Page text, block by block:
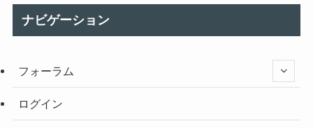
ナビゲーション
フォーラム
ログイン